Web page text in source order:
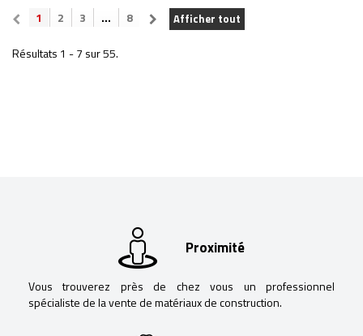
Afficher tout
1 2 3 ... 8
Résultats 1 - 7 sur 55.
Proximité
Vous trouverez près de chez vous un professionnel
spécialiste de la vente de matériaux de construction.